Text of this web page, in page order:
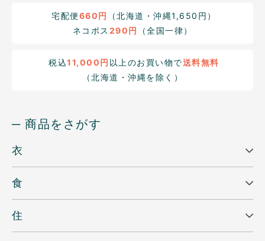
宅配便660円
（北海道・沖縄1,650円）
ネコポス 290円 （全国一律）
税込11,000円 以上のお買い物で送料無料
（北海道・沖縄を除く）
─ 商品をさがす
衣
食
住